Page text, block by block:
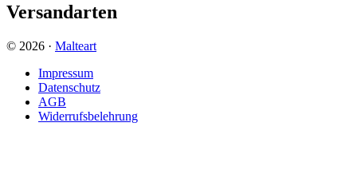
Versandarten
© 2026 · Malteart
Impressum
Datenschutz
AGB
Widerrufsbelehrung